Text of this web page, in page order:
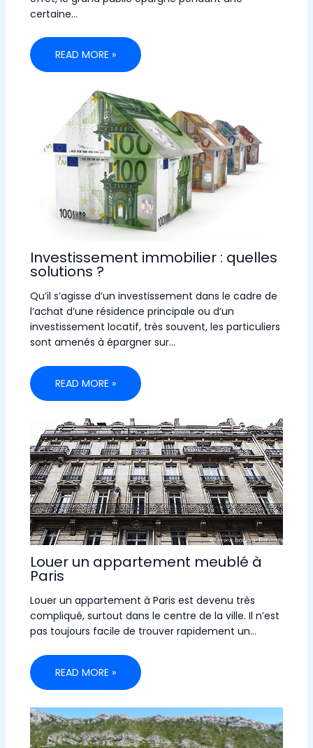
certaine…
READ MORE »
Investissement immobilier : quelles
solutions ?
Qu’il s’agisse d’un investissement dans le cadre de
l’achat d’une résidence principale ou d’un
investissement locatif, très souvent, les particuliers
sont amenés à épargner sur…
READ MORE »
Louer un appartement meublé à
Paris
Louer un appartement à Paris est devenu très
compliqué, surtout dans le centre de la ville. Il n’est
pas toujours facile de trouver rapidement un…
READ MORE »